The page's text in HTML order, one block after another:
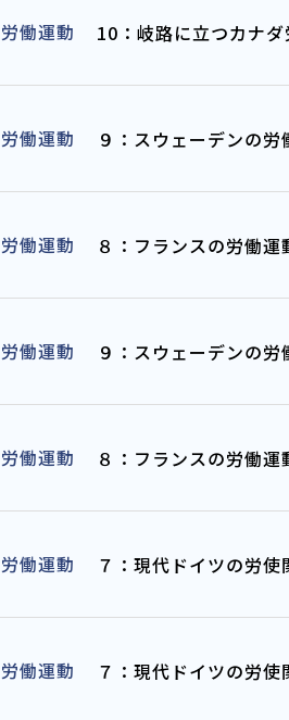
働運動 10：岐路に立つカナ
働運動 ９：スウェーデンの
働運動 ８：フランスの労働
働運動 ９：スウェーデンの
働運動 ８：フランスの労働
働運動 ７：現代ドイツの労
働運動 ７：現代ドイツの労